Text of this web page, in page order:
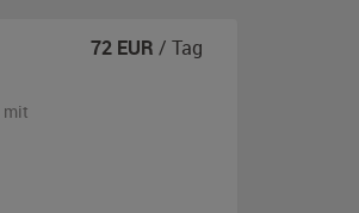
mit
72 EUR / Tag